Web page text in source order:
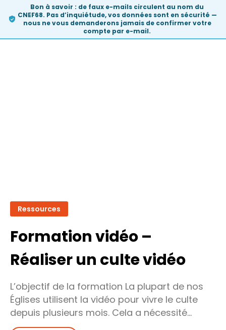
Ressources
Formation vidéo –
Réaliser un culte vidéo
L’objectif de la formation La plupart de nos
Églises utilisent la vidéo pour vivre le culte
depuis plusieurs mois. Cela a nécessité…
Bon à savoir : de faux e-mails circulent au nom du
CNEF68. Pas d’inquiétude, vos données sont en sécurité —
nous ne vous demanderons jamaisde confirmer votre
compte par e-mail.